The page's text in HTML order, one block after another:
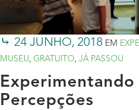
24 JUNHO, 2018 EM
MUSEU, GRATUITO, JÁ PASSOU
Experimentando
Percepções